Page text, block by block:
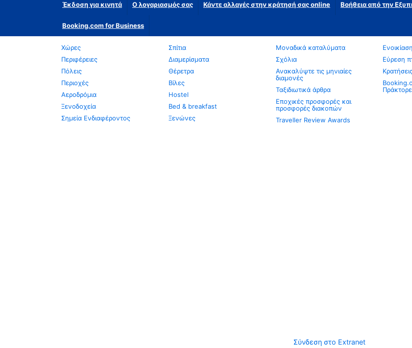
Έκδοση για κινητά Ο λογαριασμός σας Κάντε αλλαγές στην κράτησή σας online Βοήθεια από την
Booking.com for Business
Χώρες
Περιφέρειες
Πόλεις
Περιοχές
Αεροδρόμια
Ξενοδοχεία
Σημεία Ενδιαφέροντος
Σπίτια
Διαμερίσματα
Θέρετρα
Βίλες
Hostel
Bed & breakfast
Ξενώνες
Μοναδικά καταλύματα
Σχόλια
Ανακαλύψτε τις μηνιαίες
διαμονές
Ταξιδιωτικά άρθρα
Εποχικές προσφορές και
προσφορές διακοπών
Traveller Review Awards
Εύρεση
Σύνδεση στο Extranet